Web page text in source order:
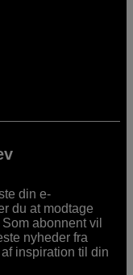
din e-
du at modtage
abonnent vil
nyheder fra
inspiration til din